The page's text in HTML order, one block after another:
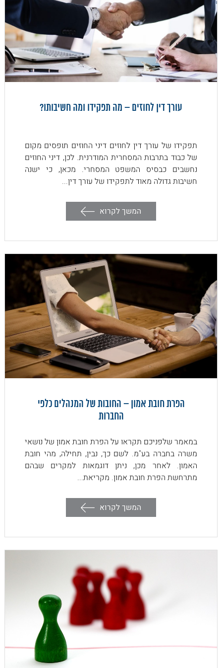
עורך דין לחוזים – מה תפקידו ומה חשיבותו?
תפקידו של עורך דין לחוזים דיני החוזים תופסים מקום
של כבוד בתרבות המסחרית המודרנית. לכן, דיני החוזים
נחשבים כבסיס המשפט המסחרי. מכאן, כי ישנה
חשיבות גדולה מאוד לתפקידו של עורך דין...
המשך לקרוא
הפרת חובת אמון – החובות של המנהלים כלפי
החברות
במאמר שלפניכם תקראו על הפרת חובת אמון של נושאי
משרה בחברה בע"מ. לשם כך, נבין, תחילה, מהי חובת
האמון. לאחר מכן, ניתן דוגמאות למקרים שבהם
מתרחשת הפרת חובת אמון. מקריאת...
המשך לקרוא